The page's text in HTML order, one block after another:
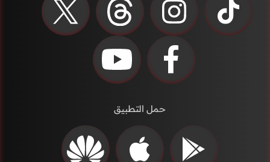
حمل التطبيق